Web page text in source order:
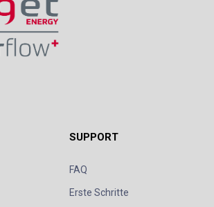
SUPPORT
FAQ
Erste Schritte